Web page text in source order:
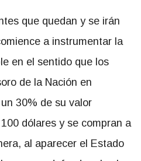
que quedan y se irán
a instrumentar la
en el sentido que los
de la Nación en
30% de su valor
dólares y se compran a
al aparecer el Estado